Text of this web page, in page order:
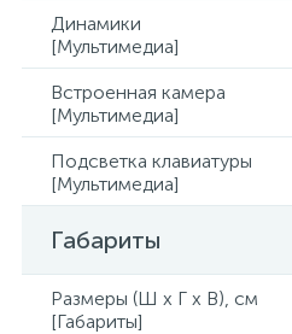
Динамики
[Мультимедиа]
Встроенная камера
[Мультимедиа]
Подсветка клавиатуры
[Мультимедиа]
Габариты
Размеры (Ш x Г x В), см
[Габариты]